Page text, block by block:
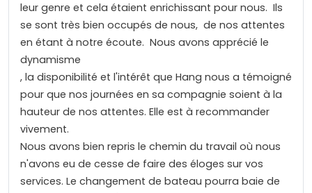
leur genre et cela étaient enrichissant pour nous. Ils
se sont très bien occupés de nous, de nos attentes
en étant à notre écoute. Nous avons apprécié le
dynamisme
, la disponibilité et l'intérêt que Hang nous a témoigné
pour que nos journées en sa compagnie soient à la
hauteur de nos attentes. Elle est à recommander
vivement.
Nous avons bien repris le chemin du travail où nous
n'avons eu de cesse de faire des éloges sur vos
services. Le changement de bateau pourra baie de